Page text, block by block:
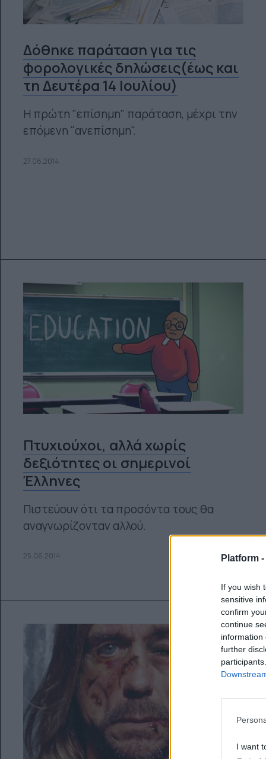
Platform -
If you wish
sensitive
confirm
continue
information
further
I want
Δόθηκε παράταση για τις
φορολογικές δηλώσεις(έως και
τη Δευτέρα 14 Ιουλίου)
H πρώτη "επίσημη" παράταση, μέχρι την
επόμενη "ανεπίσημη".
27.06.2014
Πτυχιούχοι, αλλά χωρίς
δεξιότητες οι σημερινοί
Έλληνες
Πιστεύουν ότι τα προσόντα τους θα
αναγνωρίζονταν αλλού.
25.06.2014